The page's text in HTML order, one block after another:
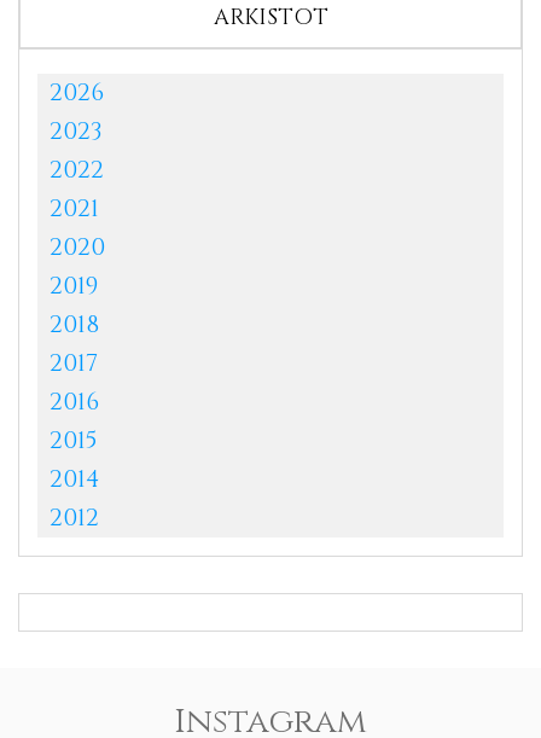
ARKISTOT
2026
2023
2022
2021
2020
2019
2018
2017
2016
2015
2014
2012
Instagram